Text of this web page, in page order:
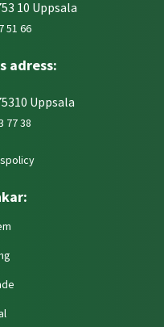
10 Uppsala
51 66
adress:
Uppsala
77 38